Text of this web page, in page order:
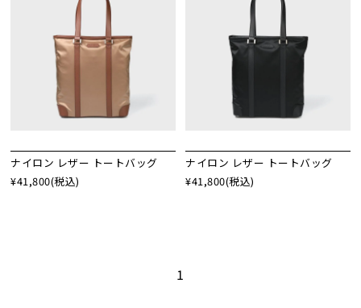
ナイロン レザー トートバッグ
¥41,800(税込)
ナイロン レザー トートバッグ
¥41,800(税込)
1